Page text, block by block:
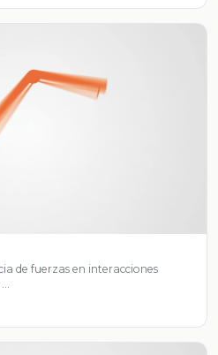
de fuerzas en interacciones